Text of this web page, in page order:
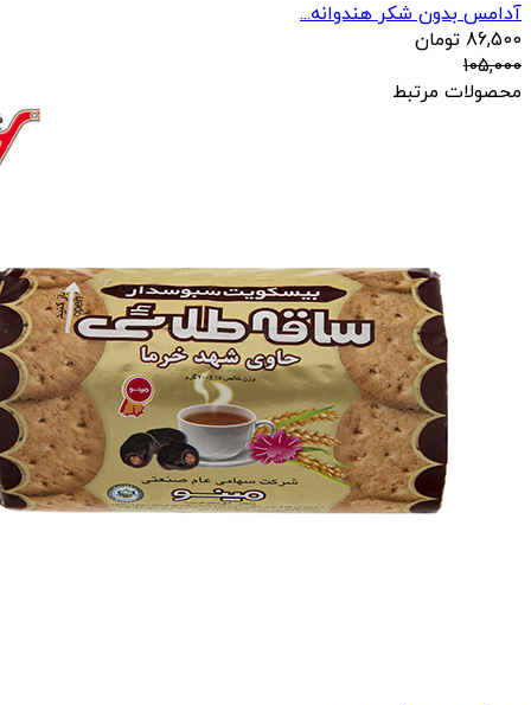
آدامس بدون شکر هندوانه...
86,500 تومان
105,000
محصولات مرتبط